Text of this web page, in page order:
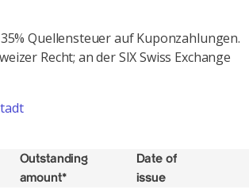
Quellensteuer auf Kuponzahlungen.
Recht; an der SIX Swiss Exchange
Outstanding
amount*
Date of
issue